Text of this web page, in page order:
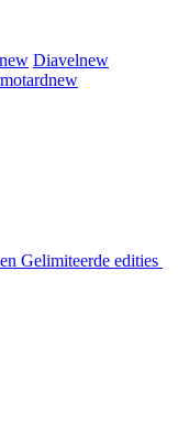
new Diavelnew
new
Gelimiteerde edities